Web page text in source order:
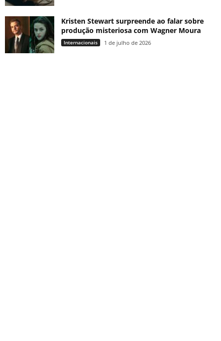
Kristen Stewart surpreende ao falar sobre
produção misteriosa com Wagner Moura
Internacionais 1 de julho de 2026